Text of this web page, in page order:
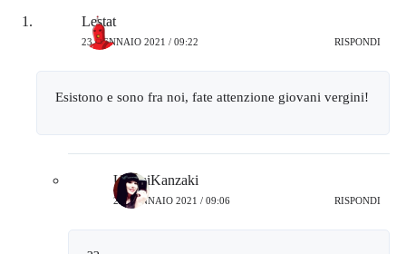
Lestat
23 GENNAIO 2021 / 09:22 RISPONDI
Esistono e sono fra noi, fate attenzione giovani vergini!
UrumiKanzaki
25 GENNAIO 2021 / 09:06 RISPONDI